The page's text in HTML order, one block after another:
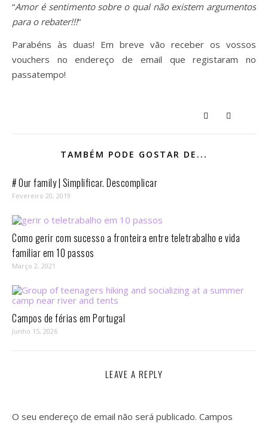
“Amor é sentimento sobre o qual não existem argumentos
para o rebater!!!“
Parabéns às duas! Em breve vão receber os vossos
vouchers no endereço de email que registaram no
passatempo!
TAMBÉM PODE GOSTAR DE...
# Our family | Simplificar. Descomplicar
Fevereiro 20, 2019
Como gerir com sucesso a fronteira entre teletrabalho e vida
familiar em 10 passos⁣
Março 2, 2021
Campos de férias em Portugal
Junho 15, 2026
LEAVE A REPLY
O seu endereço de email não será publicado. Campos